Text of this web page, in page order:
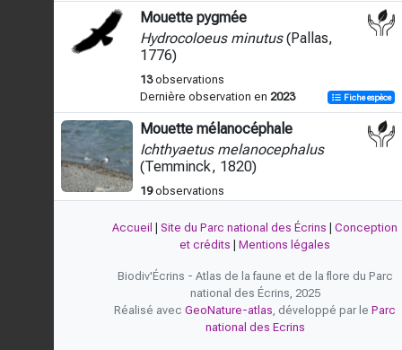
Mouette pygmée
Hydrocoloeus minutus(Pallas,
1776)
13observations
Dernière observation en 2023 Fiche espèce
Mouette mélanocéphale
Ichthyaetus melanocephalus
(Temminck, 1820)
19observations
Goéland argenté
1763
observations
Dernière observation en
2016
Accueil Site du Parc national des Écrins
Conception
et crédits
Mentions légales
Biodiv'Écrins - Atlas de la faune et de la flore du Parc
national des Écrins, 2025
Réalisé avec GeoNature-atlas, développé par le Parc
national des Ecrins